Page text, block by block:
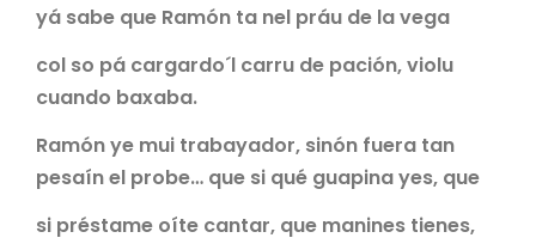
yá sabe que Ramón ta nel práu de la vega
col so pá cargardo´l carru de pación, violu
cuando baxaba.
Ramón ye mui trabayador, sinón fuera tan
pesaín el probe… que si qué guapina yes, que
si préstame oíte cantar, que manines tienes,